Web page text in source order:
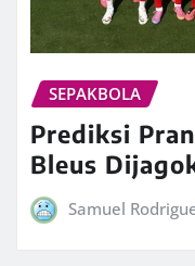
SEPAKBOLA
Prediksi
Bleus
Samuel